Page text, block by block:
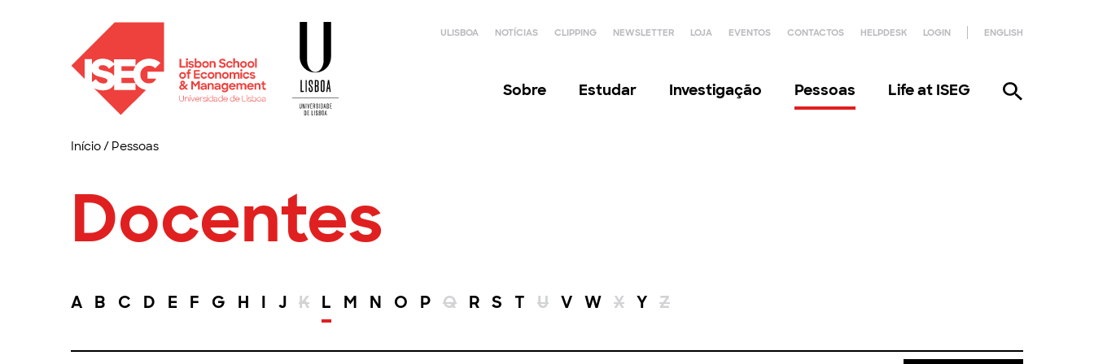
ULISBOA NOTÍCIAS CLIPPING NEWSLETTER LOJA EVENTOS CONTACTOS HELPDESK LOGIN ENGLISH
Sobre Estudar Investigação Pessoas Life at ISEG
Início/ Pessoas
Docentes
A B C D E F G H I J K L M N O P Q R S T U V W X Y Z